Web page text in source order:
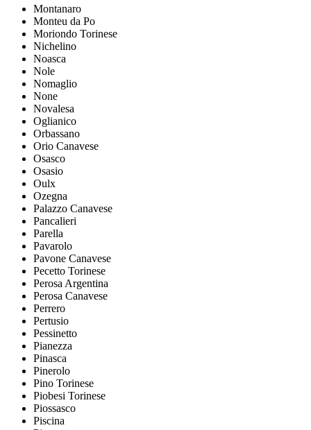
Montanaro
Monteu da Po
Moriondo Torinese
Nichelino
Noasca
Nole
Nomaglio
None
Novalesa
Oglianico
Orbassano
Orio Canavese
Osasco
Osasio
Oulx
Ozegna
Palazzo Canavese
Pancalieri
Parella
Pavarolo
Pavone Canavese
Pecetto Torinese
Perosa Argentina
Perosa Canavese
Perrero
Pertusio
Pessinetto
Pianezza
Pinasca
Pinerolo
Pino Torinese
Piobesi Torinese
Piossasco
Piscina